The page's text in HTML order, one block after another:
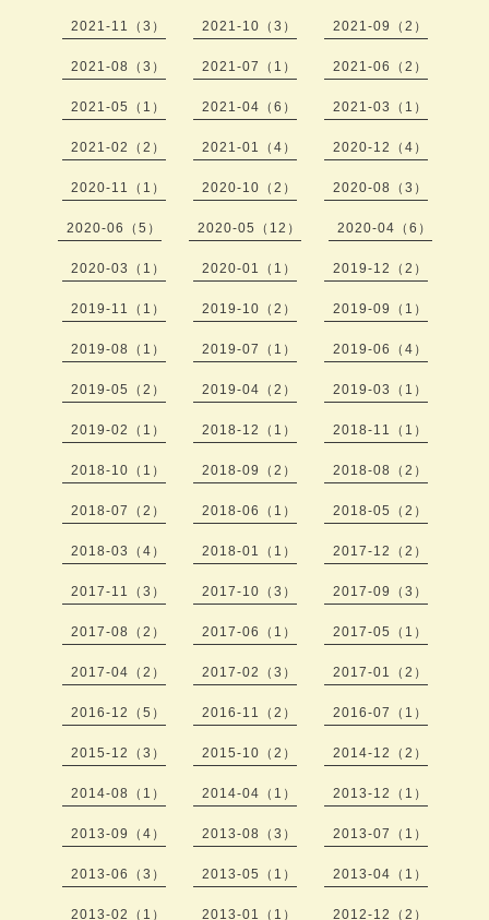
2021-11（3） 2021-10（3） 2021-09（2）
2021-08（3） 2021-07（1） 2021-06（2）
2021-05（1） 2021-04（6） 2021-03（1）
2021-02（2） 2021-01（4） 2020-12（4）
2020-11（1） 2020-10（2） 2020-08（3）
2020-06（5） 2020-05（12） 2020-04（6）
2020-03（1） 2020-01（1） 2019-12（2）
2019-11（1） 2019-10（2） 2019-09（1）
2019-08（1） 2019-07（1） 2019-06（4）
2019-05（2） 2019-04（2） 2019-03（1）
2019-02（1） 2018-12（1） 2018-11（1）
2018-10（1） 2018-09（2） 2018-08（2）
2018-07（2） 2018-06（1） 2018-05（2）
2018-03（4） 2018-01（1） 2017-12（2）
2017-11（3） 2017-10（3） 2017-09（3）
2017-08（2） 2017-06（1） 2017-05（1）
2017-04（2） 2017-02（3） 2017-01（2）
2016-12（5） 2016-11（2） 2016-07（1）
2015-12（3） 2015-10（2） 2014-12（2）
2014-08（1） 2014-04（1） 2013-12（1）
2013-09（4） 2013-08（3） 2013-07（1）
2013-06（3） 2013-05（1） 2013-04（1）
2013-02（1） 2013-01（1） 2012-12（2）